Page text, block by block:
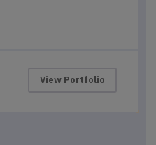
View Portfolio